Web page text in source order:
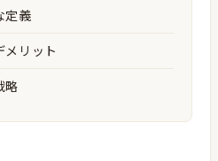
定義
メリット
略